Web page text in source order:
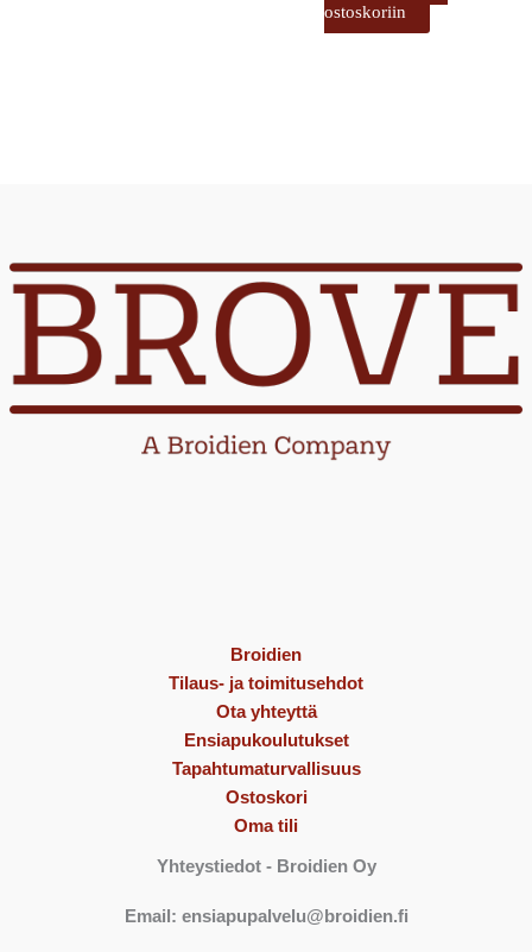
ostoskoriin
Broidien
Tilaus- ja toimitusehdot
Ota yhteyttä
Ensiapukoulutukset
Tapahtumaturvallisuus
Ostoskori
Oma tili
Yhteystiedot- Broidien Oy
Email: ensiapupalvelu@broidien.fi